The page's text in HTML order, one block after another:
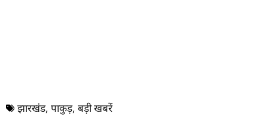
झारखंड, पाकुड़, बड़ी खबरें